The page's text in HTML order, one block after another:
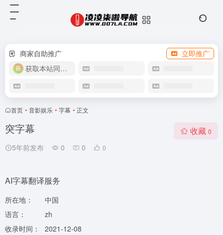
商家自助推广
立即推广
获取本站同款主题
首页 • 音影娱乐 • 字幕 • 正文
突字幕
5年前发布 0 0 0
收藏 0
AI字幕翻译服务
所在地：
中国
语言：
zh
收录时间：
2021-12-08